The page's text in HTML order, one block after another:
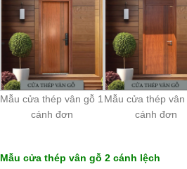
Mẫu cửa thép vân gỗ 1
cánh đơn
Mẫu cửa thép vân
cánh đơn
Mẫu cửa thép vân gỗ 2 cánh lệch